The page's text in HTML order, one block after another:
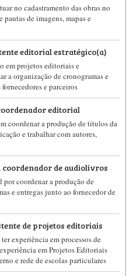
no cadastramento das obras no
pautas de imagens, mapas e
editorial estratégico(a)
em projetos editoriais e
a organização de cronogramas e
e parceiros
editorial
coordenar a produção de títulos da
e trabalhar com autores,
de audiolivros
por coordenar a produção de
e entregas junto ao fornecedor de
de projetos editoriais
experiência em processos de
em Projetos Editoriais
e rede de escolas particulares